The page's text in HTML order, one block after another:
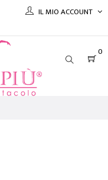
IL MIO ACCOUNT
0